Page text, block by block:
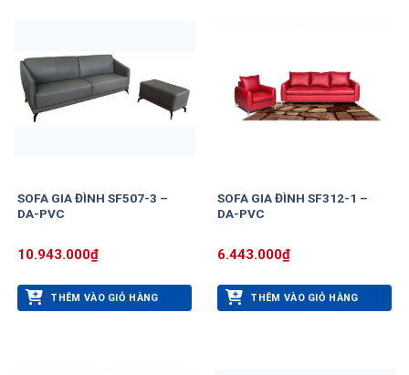
SOFA GIA ĐÌNH SF507-3 –
DA-PVC
10.943.000₫
THÊM VÀO GIỎ HÀNG
SOFA GIA ĐÌNH SF312-1 –
DA-PVC
6.443.000₫
THÊM VÀO GIỎ HÀNG